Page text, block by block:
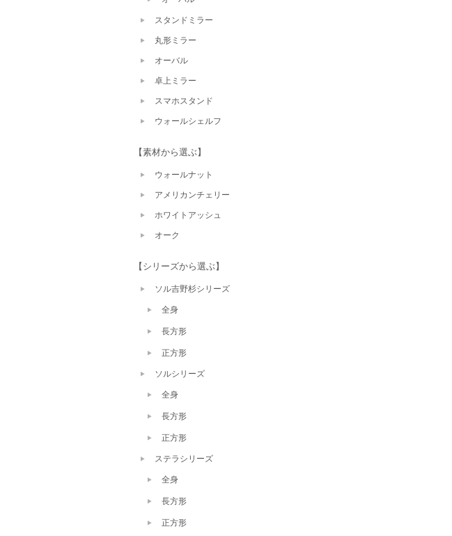
スタンドミラー
丸形ミラー
オーバル
卓上ミラー
スマホスタンド
ウォールシェルフ
【素材から選ぶ】
ウォールナット
アメリカンチェリー
ホワイトアッシュ
オーク
【シリーズから選ぶ】
ソル吉野杉シリーズ
全身
長方形
正方形
ソルシリーズ
全身
長方形
正方形
ステラシリーズ
全身
長方形
正方形